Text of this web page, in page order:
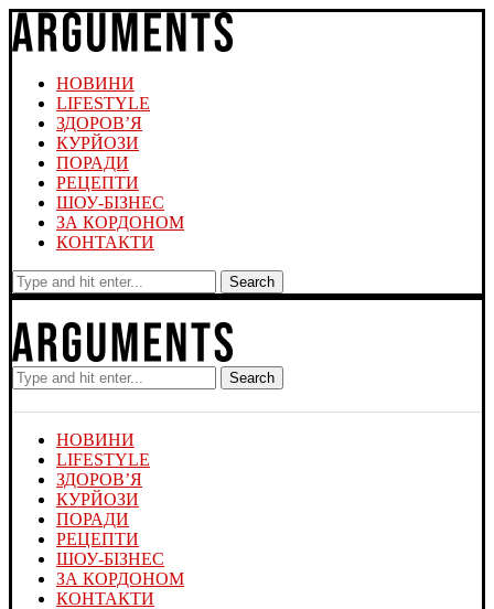
НОВИНИ
LIFESTYLE
ЗДОРОВ’Я
КУРЙОЗИ
ПОРАДИ
РЕЦЕПТИ
ШОУ-БІЗНЕС
ЗА КОРДОНОМ
КОНТАКТИ
Search
Search
НОВИНИ
LIFESTYLE
ЗДОРОВ’Я
КУРЙОЗИ
ПОРАДИ
РЕЦЕПТИ
ШОУ-БІЗНЕС
ЗА КОРДОНОМ
КОНТАКТИ